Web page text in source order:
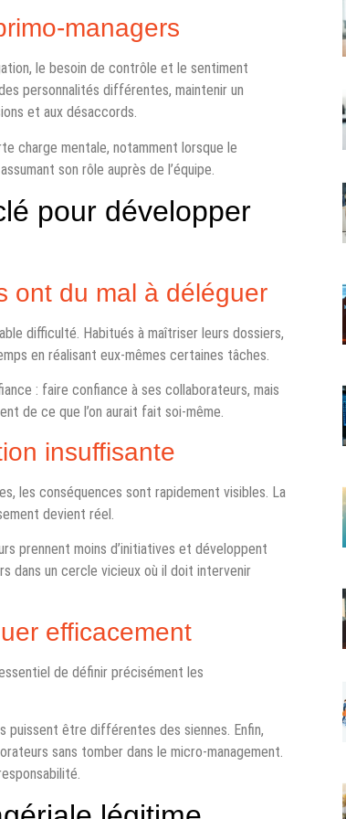
managers
le besoin de contrôle et le sentiment
personnalités différentes, maintenir un
et aux désaccords.
charge mentale, notamment lorsque le
son rôle auprès de l’équipe.
pour développer
ont du mal à déléguer
difficulté. Habitués à maîtriser leurs dossiers,
en réalisant eux-mêmes certaines tâches.
: faire confiance à ses collaborateurs, mais
de ce que l’on aurait fait soi-même.
insuffisante
les conséquences sont rapidement visibles. La
devient réel.
prennent moins d’initiatives et développent
dans un cercle vicieux où il doit intervenir
efficacement
de définir précisément les
puissent être différentes des siennes. Enfin,
sans tomber dans le micro-management.